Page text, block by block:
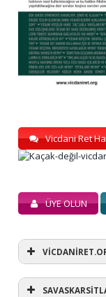
Vicdani Ret
ÜYE OLUN